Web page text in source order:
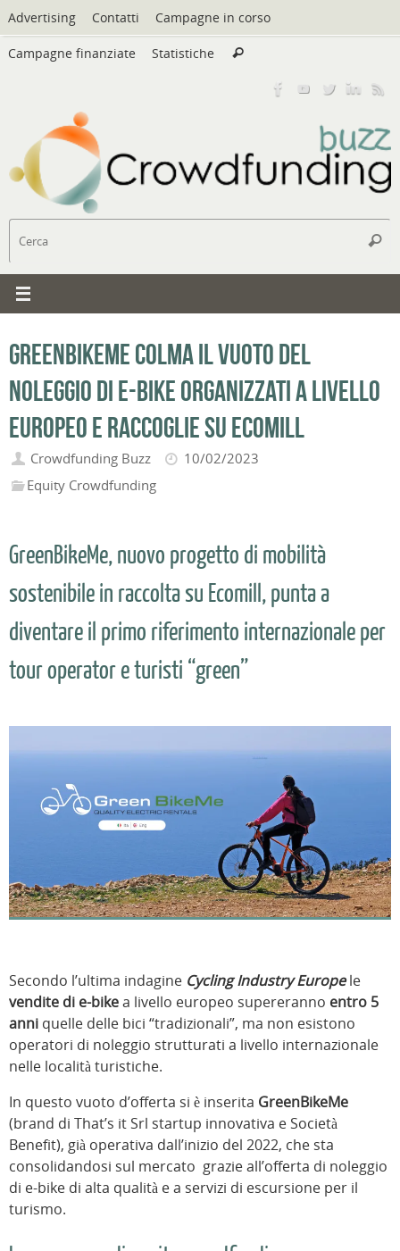
Vai
al
contenuto
Advertising Contatti Campagne in corso
Campagne finanziate Statistiche Cerca
Cerca
GreenBikeMe colma il vuoto del
noleggio di e-bike organizzati a livello
europeo e raccoglie su Ecomill
Crowdfunding Buzz
10/02/2023
Equity Crowdfunding
GreenBikeMe, nuovo progetto di mobilità
sostenibile in raccolta su Ecomill, punta a
diventare il primo riferimento internazionale per
tour operator e turisti “green”
Secondo l’ultima indagine Cycling Industry Europele
vendite di e-bikea livello europeo supereranno entro 5
anni quelle delle bici “tradizionali”, ma non esistono
operatori di noleggio strutturati a livello internazionale
nelle località turistiche.
In questo vuoto d’offerta si è inserita GreenBikeMe
(brand di That’s it Srl startup innovativa e Società
Benefit), già operativa dall’inizio del 2022, che sta
consolidandosi sul mercato grazie all’offerta di noleggio
di e-bike di alta qualità e a servizi di escursione per il
turismo.